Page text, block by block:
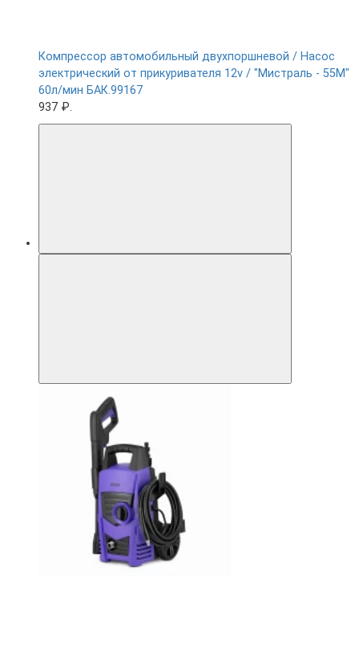
Компрессор автомобильный двухпоршневой / Насос
электрический от прикуривателя 12v / "Мистраль - 55М"
60л/мин БАК.99167
937 ₽.